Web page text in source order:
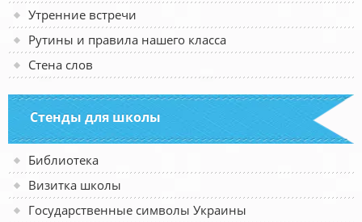
Утренние встречи
Рутины и правила нашего класса
Стена слов
Стенды для школы
Библиотека
Визитка школы
Государственные символы Украины